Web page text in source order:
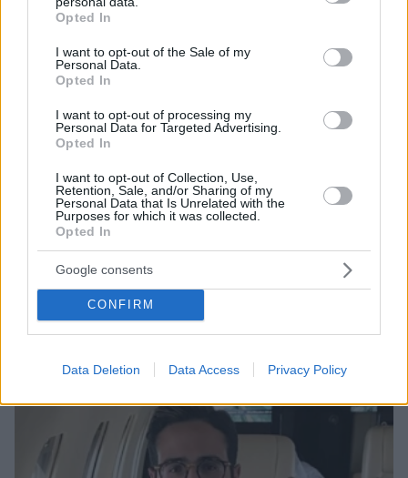
grant or deny consent to Google and its third-party tags to
use your data for below specified purposes in below Google
consent section.
Opted In
I want to opt-out of the Sale of my
Personal Data.
Opted In
I want to opt-out of processing my
Personal Data for Targeted Advertising.
Opted In
I want to opt-out of Collection, Use,
Retention, Sale, and/or Sharing of my
Personal Data that Is Unrelated with the
Purposes for which it was collected.
Opted In
Google consents
CONFIRM
Data Deletion Data Access Privacy Policy
Άγρια επίθεση δέχθηκε γυναίκα από τον
σπασμένο γυαλί για να την σκοτώσει
Σχετικά Άρθρα
Ακολουθήστε τοprotothema.gr στο Google News
και μάθετε πρώτοι όλες τις ειδήσεις
Δείτε όλες τις τελευταίες
από την Ελλάδα
και τον Κόσμο, τη στιγμή που συμβαίνουν, στο
Protothema.gr